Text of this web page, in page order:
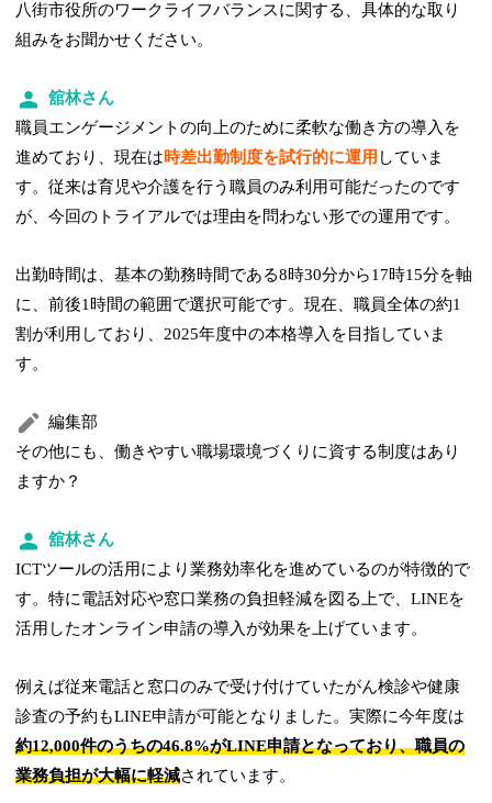
八街市役所のワークライフバランスに関する、具体的な取り
組みをお聞かせください。
舘林さん
職員エンゲージメントの向上のために柔軟な働き方の導入を
進めており、現在は時差出勤制度を試行的に運用 していま
す。従来は育児や介護を行う職員のみ利用可能だったのです
が、今回のトライアルでは理由を問わない形での運用です。
出勤時間は、基本の勤務時間である8時30分から17時15分を軸
に、前後1時間の範囲で選択可能です。現在、職員全体の約1
割が利用しており、2025年度中の本格導入を目指していま
す。
編集部
その他にも、働きやすい職場環境づくりに資する制度はあり
ますか？
舘林さん
ICTツールの活用により業務効率化を進めているのが特徴的で
す。特に電話対応や窓口業務の負担軽減を図る上で、LINEを
活用したオンライン申請の導入が効果を上げています。
例えば従来電話と窓口のみで受け付けていたがん検診や健康
診査の予約もLINE申請が可能となりました。実際に今年度は
約12,000件のうちの46.8%がLINE申請となっており、職員の
業務負担が大幅に軽減されています。